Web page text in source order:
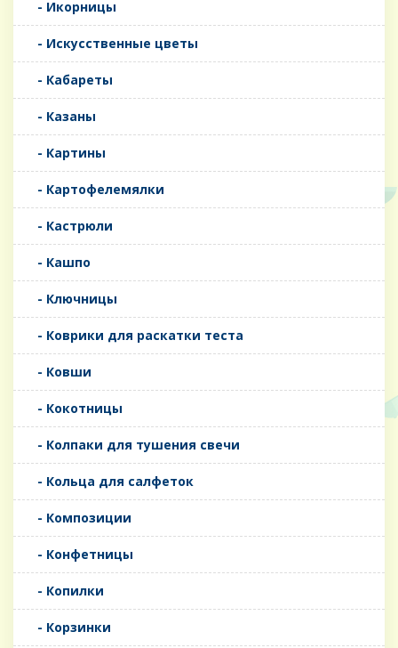
- Икорницы
- Искусственные цветы
- Кабареты
- Казаны
- Картины
- Картофелемялки
- Кастрюли
- Кашпо
- Ключницы
- Коврики для раскатки теста
- Ковши
- Кокотницы
- Колпаки для тушения свечи
- Кольца для салфеток
- Композиции
- Конфетницы
- Копилки
- Корзинки